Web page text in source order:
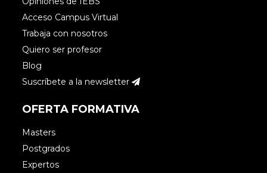
Acceso Campus Virtual
Trabaja con nosotros
Quiero ser profesor
Blog
Suscríbete a la newsletter
OFERTA FORMATIVA
Masters
Postgrados
Expertos